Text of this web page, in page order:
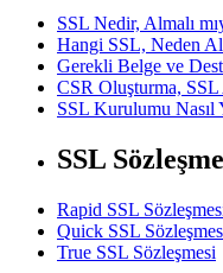
SSL Nedir, Almalı
Hangi SSL, Neden
Gerekli Belge ve
CSR Oluşturma, SSL
SSL Kurulumu Nasıl
SSL
Rapid SSL
Quick SSL
True SSL Sözleşmesi